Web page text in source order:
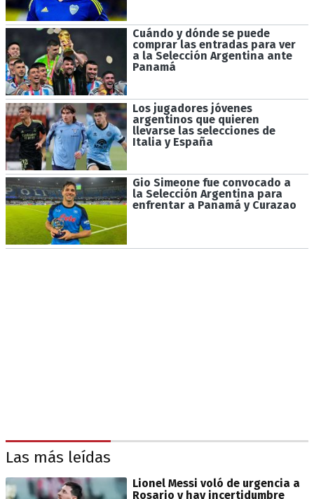
Cuándo y dónde se puede
comprar las entradas para ver
a la Selección Argentina ante
Panamá
Los jugadores jóvenes
argentinos que quieren
llevarse las selecciones de
Italia y España
Gio Simeone fue convocado a
la Selección Argentina para
enfrentar a Panamá y Curazao
Las más leídas
Lionel Messi voló de urgencia a
Rosario y hay incertidumbre